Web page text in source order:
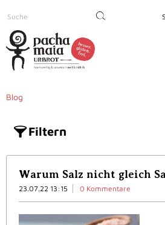
Blog
Filtern
Warum Salz nicht gleich
23.07.22 13:15 0 Kommentare